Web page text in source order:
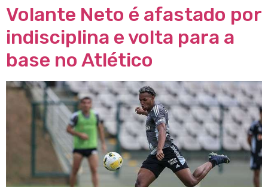
Volante Neto é afastado por
indisciplina e volta para a
base no Atlético